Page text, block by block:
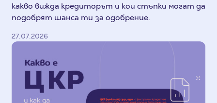
какво вижда кредиторът и кои стъпки могат да
подобрят шанса ти за одобрение.
27.07.2026